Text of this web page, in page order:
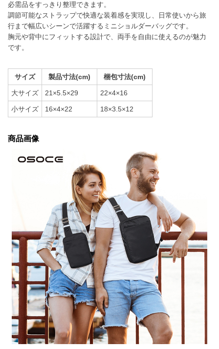
必需品をすっきり整理できます。
調節可能なストラップで快適な装着感を実現し、日常使いから旅
行まで幅広いシーンで活躍するミニショルダーバッグです。
胸元や背中にフィットする設計で、両手を自由に使えるのが魅力
です。
サイズ 製品寸法(cm) 梱包寸法(cm)
大サイズ 21×5.5×29 22×4×16
小サイズ 16×4×22 18×3.5×12
商品画像